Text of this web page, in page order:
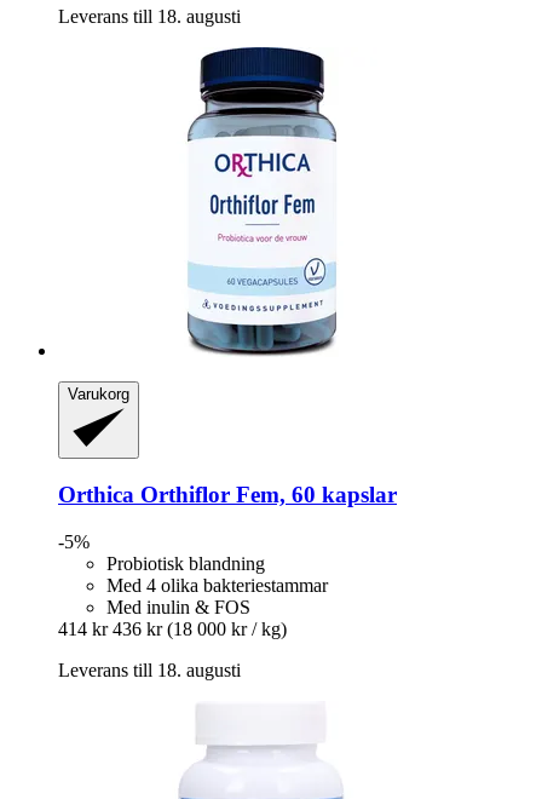
Leverans till 18. augusti
Varukorg
Orthica Orthiflor Fem, 60 kapslar
-5%
Probiotisk blandning
Med 4 olika bakteriestammar
Med inulin & FOS
414 kr 436 kr (18 000 kr / kg)
Leverans till 18. augusti